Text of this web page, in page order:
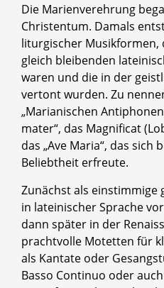
Die Marienverehrung
Christentum. Damals
liturgischer
gleich bleibenden
waren und die in der
vertont wurden. Zu
„Marianischen
mater“, das Magnificat
das „Ave Maria“, das
Beliebtheit erfreute.
Zunächst als einstimmige
in lateinischer Sprache
dann später in der
prachtvolle Motetten für
als Kantate oder
Basso Continuo oder